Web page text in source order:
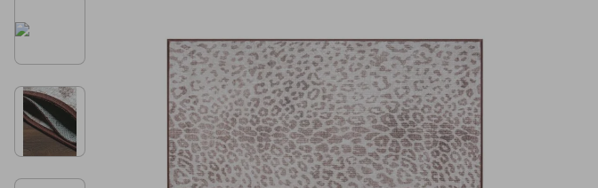
motoneta
oppo